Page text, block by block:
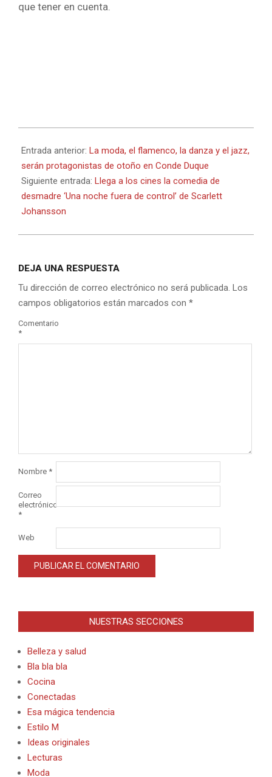
que tener en cuenta.
07-
21
Entrada anterior: La moda, el flamenco, la danza y el jazz,
serán protagonistas de otoño en Conde Duque
Siguiente entrada: Llega a los cines la comedia de
desmadre ‘Una noche fuera de control’ de Scarlett
Johansson
DEJA UNA RESPUESTA
Tu dirección de correo electrónico no será publicada. Los
campos obligatorios están marcados con *
Comentario
*
Nombre *
Correo
electrónico
*
Web
NUESTRAS SECCIONES
Belleza y salud
Bla bla bla
Cocina
Conectadas
Esa mágica tendencia
Estilo M
Ideas originales
Lecturas
Moda